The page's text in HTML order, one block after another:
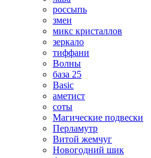
россыпь
змеи
микс кристаллов
зеркало
тиффани
Волны
база 25
Basic
аметист
соты
Магические подвески
Перламутр
Витой жемчуг
Новогодний шик